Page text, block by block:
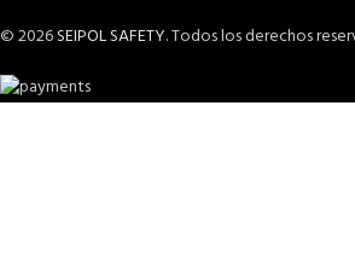
© 2026SEIPOL SAFETY. Todos los derechos